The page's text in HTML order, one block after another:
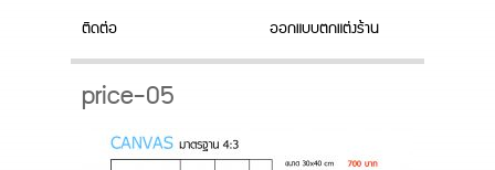
ติดต่อ
ออกแบบตกแต่งร้าน
price-05